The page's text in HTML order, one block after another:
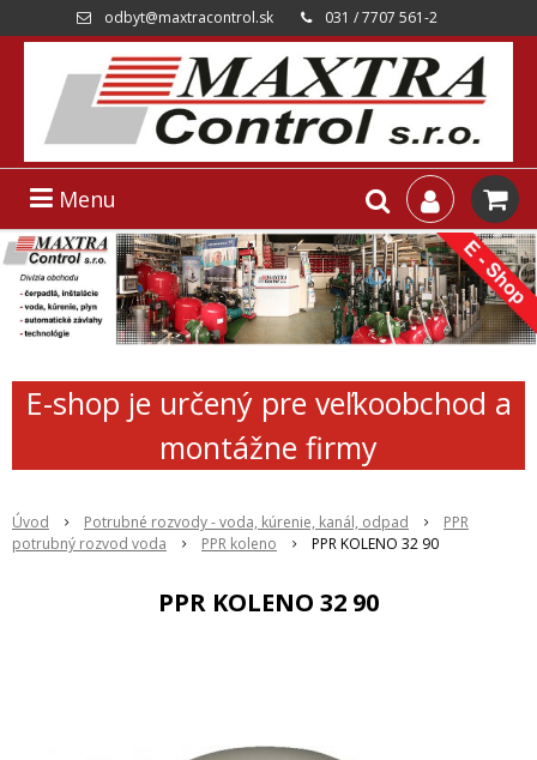
odbyt@maxtracontrol.sk 031 / 7707 561-2
Menu
E-shop je určený pre veľkoobchod a
montážne firmy
Úvod Potrubné rozvody - voda, kúrenie, kanál, odpad
PPR
potrubný rozvod voda
PPR koleno PPR KOLENO 32 90
PPR KOLENO 32 90